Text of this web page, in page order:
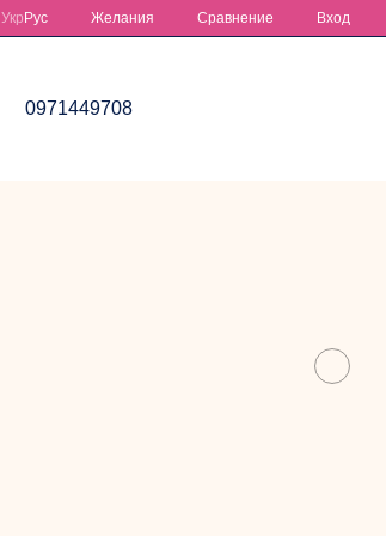
Укр Рус Желания Сравнение Вход
0971449708